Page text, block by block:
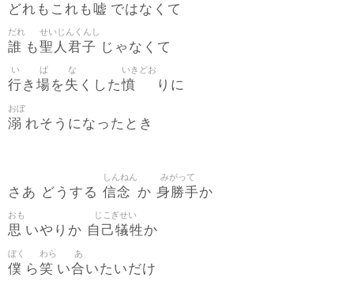
どれもこれも 嘘 ではなくて
誰
だれ
も聖人君子
せいじんくんし
じゃなくて
行
い
き 場
ば
を失
な
くした憤
いきどお
りに
溺
おぼ
れそうになったとき
さあ どうする 信念
しんねん
か 身勝手
みがって
か
思
おも
いやりか 自己犠牲
じこぎせい
か
僕
ぼく
ら笑
わら
い合
あ
いたいだけ